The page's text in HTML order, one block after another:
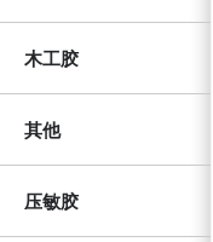
木工胶
其他
压敏胶